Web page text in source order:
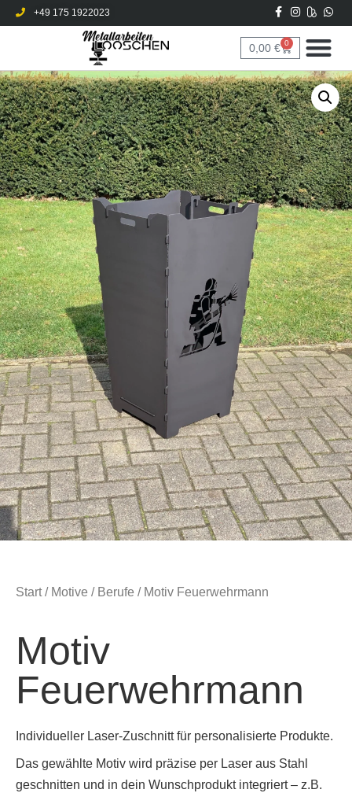
+49 175 1922023
0,00 € 0
Start/ Motive / Berufe / Motiv Feuerwehrmann
Motiv
Feuerwehrmann
Individueller Laser-Zuschnittfür personalisierte Produkte.
Das gewählte Motiv wird präzise per Laser aus Stahl
geschnitten und in dein Wunschprodukt integriert – z.B.